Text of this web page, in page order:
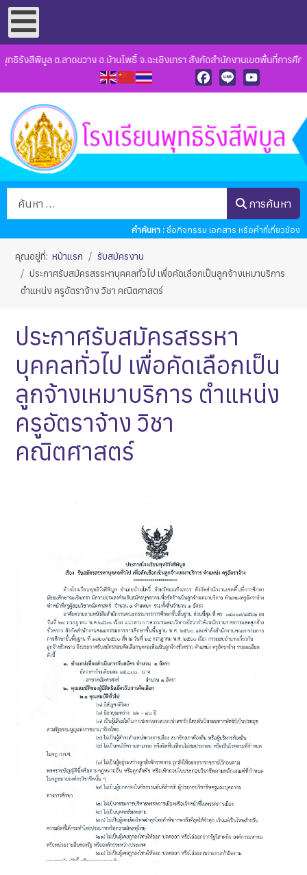
งสีพิบูล ต.ลาดขวาง อ.บ้านโพธิ์ จ.ฉะเชิงเทรา สังกัดสำนักงานเขตพื้นที่การศึกษา
Facebook
Line YouTube
การค้นหา
คำค้นหา :ชื่อกิจกรรม เอกสาร หรือคำที่เกี่ยวข้อง
คุณอยู่ที่:หน้าแรก
รับสมัครงาน
ประกาศรับสมัครสรรหาบุคคลทั่วไป เพื่อคัดเลือกเป็นลูกจ้างเหมาบริการ
ตำแหน่ง ครูอัตราจ้าง วิชา คณิตศาสตร์
ประกาศรับสมัครสรรหา
บุคคลทั่วไป เพื่อคัดเลือกเป็น
ลูกจ้างเหมาบริการ ตำแหน่ง
ครูอัตราจ้าง วิชา
คณิตศาสตร์